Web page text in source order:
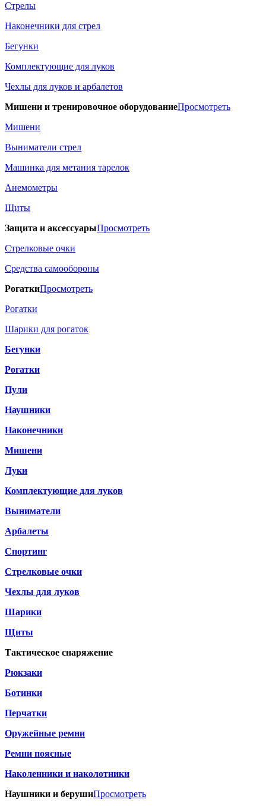
Стрелы
Наконечники для стрел
Бегунки
Комплектующие для луков
Чехлы для луков и арбалетов
Мишени и тренировочное оборудованиеПросмотреть
Мишени
Выниматели стрел
Машинка для метания тарелок
Анемометры
Щиты
Защита и аксессуарыПросмотреть
Стрелковые очки
Средства самообороны
РогаткиПросмотреть
Рогатки
Шарики для рогаток
Бегунки
Рогатки
Пули
Наушники
Наконечники
Мишени
Луки
Комплектующие для луков
Выниматели
Арбалеты
Спортинг
Стрелковые очки
Чехлы для луков
Шарики
Щиты
Тактическое снаряжение
Рюкзаки
Ботинки
Перчатки
Оружейные ремни
Ремни поясные
Наколенники и наколотники
Наушники и берушиПросмотреть